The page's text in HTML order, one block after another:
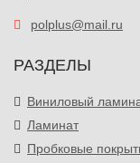
polplus@mail.ru
РАЗДЕЛЫ
Виниловый
Ламинат
Пробковые